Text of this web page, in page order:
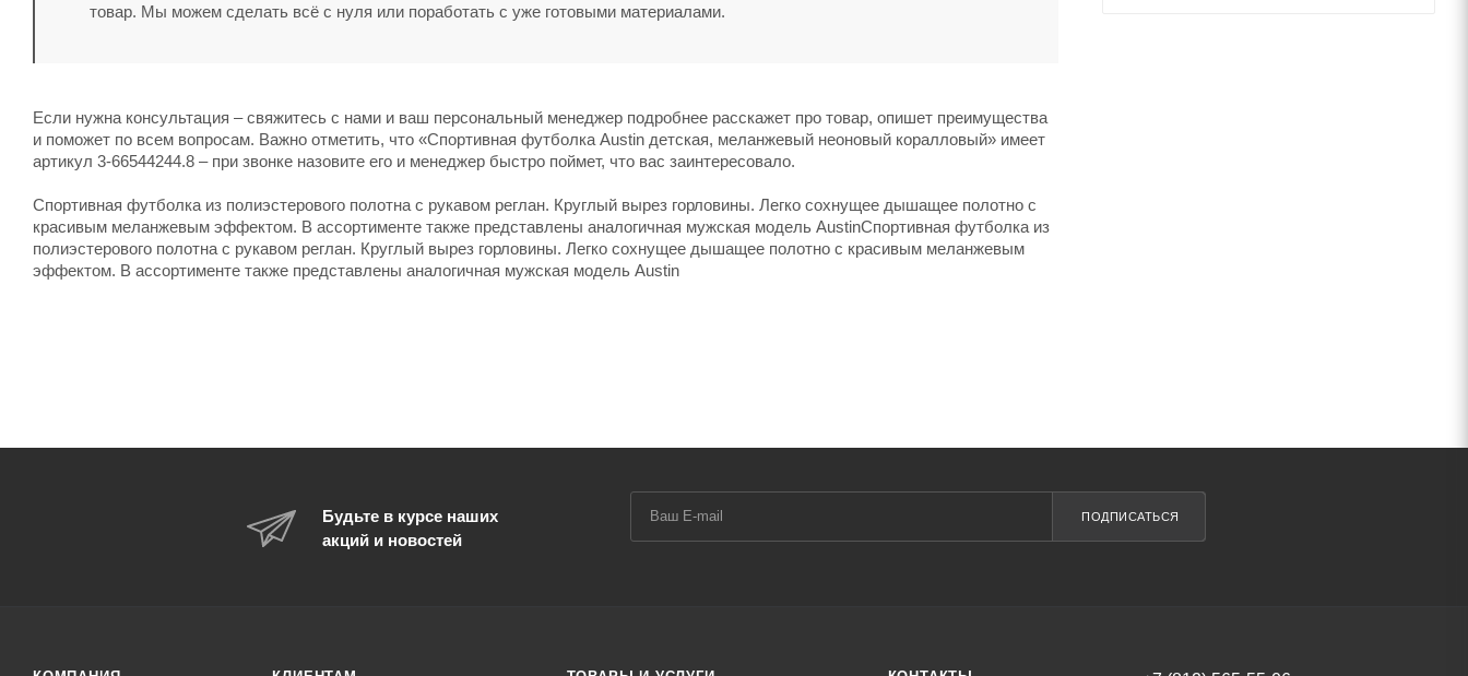
товар. Мы можем сделать всё с нуля или поработать с уже готовыми материалами.
Если нужна консультация – свяжитесь с нами и ваш персональный менеджер подробнее расскажет про товар, опишет преимущества
и поможет по всем вопросам. Важно отметить, что «Спортивная футболка Austin детская, меланжевый неоновый коралловый» имеет
артикул 3-66544244.8 – при звонке назовите его и менеджер быстро поймет, что вас заинтересовало.
Спортивная футболка из полиэстерового полотна с рукавом реглан. Круглый вырез горловины. Легко сохнущее дышащее полотно с
красивым меланжевым эффектом. В ассортименте также представлены аналогичная мужская модель AustinСпортивная футболка из
полиэстерового полотна с рукавом реглан. Круглый вырез горловины. Легко сохнущее дышащее полотно с красивым меланжевым
эффектом. В ассортименте также представлены аналогичная мужская модель Austin
Будьте в курсе наших
акций и новостей
ПОДПИСАТЬСЯ